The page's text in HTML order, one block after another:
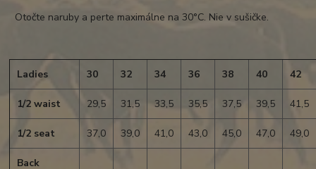
Otočte naruby a perte maximálne na 30°C. Nie v sušičke.
Ladies 30 32 34 36 38 40 42
1/2 waist 29,5 31,5 33,5 35,5 37,5 39,5 41,5
1/2 seat 37,0 39,0 41,0 43,0 45,0 47,0 49,0
Back